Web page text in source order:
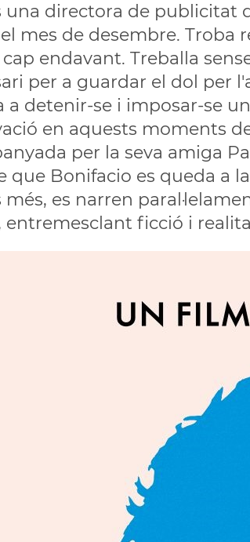
una directora de publicitat
mes de desembre. Troba
endavant. Treballa
per a guardar el dol per
a detenir-se i imposar-se
en aquests moments
per la seva amiga
que Bonifacio es queda a
més, es narren
entremesclant ficció i